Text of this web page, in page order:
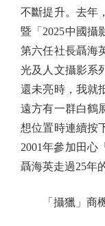
不斷提升。去年
暨「2025中國攝
第六任社長聶海
光及人文攝影系
還未亮時，我就
遠方有一群白鶴
想位置時連續按
2001年參加田心
聶海英走過25年
「攝獵」商機